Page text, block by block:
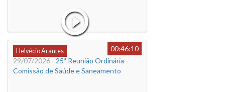
Helvécio Arantes
00:46:10
29/07/2026 - 25ª Reunião Ordinária -
Comissão de Saúde e Saneamento